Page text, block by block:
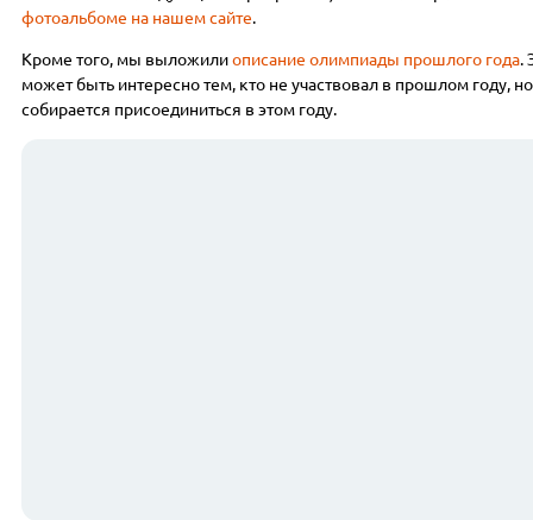
фотоальбоме на нашем сайте.
Кроме того, мы выложилиописание олимпиады прошлого года.
может быть интересно тем, кто не участвовал в прошлом году, но
собирается присоединиться в этом году.